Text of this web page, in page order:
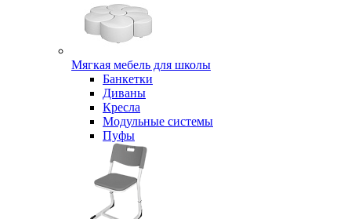
Мягкая мебель для школы
Банкетки
Диваны
Кресла
Модульные системы
Пуфы